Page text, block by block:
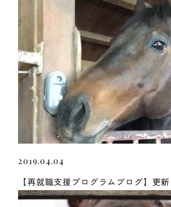
2019.04.04
【再就職支援プログラムブログ】更